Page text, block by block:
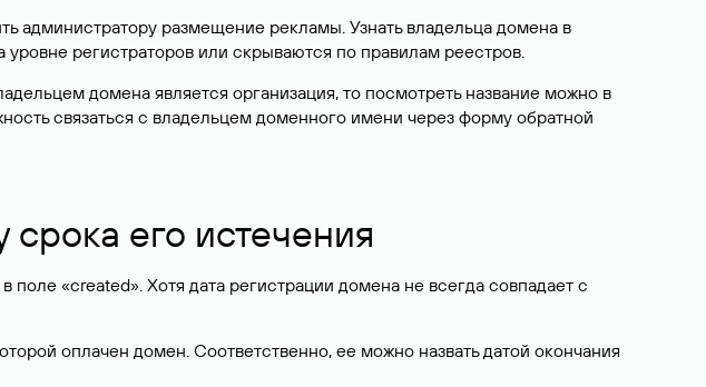
администратору размещение рекламы. Узнать владельца домена в
уровне регистраторов или скрываются по правилам реестров.
домена является организация, то посмотреть название можно в
связаться с владельцем доменного имени через форму обратной
срока его истечения
поле «created». Хотя дата регистрации домена не всегда совпадает с
оплачен домен. Соответственно, ее можно назвать датой окончания